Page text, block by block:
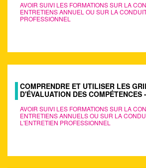
AVOIR SUIVI LES FORMATIONS SUR LA
ENTRETIENS ANNUEL OU SUR LA
PROFESSIONNEL
COMPRENDRE ET UTILISER LES
D'ÉVALUATION DES COMPÉTENCES
AVOIR SUIVI LES FORMATIONS SUR LA
ENTRETIENS ANNUELS OU SUR LA
L'ENTRETIEN PROFESSIONNEL